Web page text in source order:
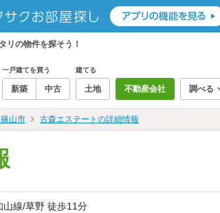
リの物件を探そう！
一戸建てを買う
新築 中古
建てる
土地 不動産会社 調べる
山市 古森エステートの詳細情報
山線/草野 徒歩11分